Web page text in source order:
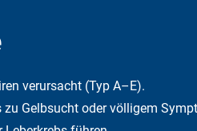
Behandlung
Vorbeugung
Impfung
Was bezahlt die
verursacht (Typ A–E).
Gelbsucht oder völligem